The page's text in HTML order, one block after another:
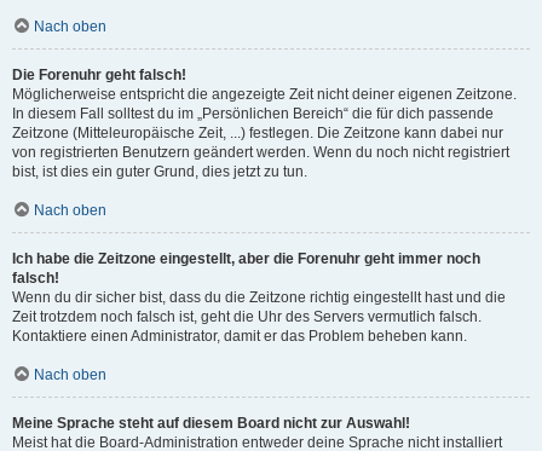
Nach oben
Die Forenuhr geht falsch!
Möglicherweise entspricht die angezeigte Zeit nicht deiner eigenen Zeitzone.
In diesem Fall solltest du im „Persönlichen Bereich“ die für dich passende
Zeitzone (Mitteleuropäische Zeit, ...) festlegen. Die Zeitzone kann dabei nur
von registrierten Benutzern geändert werden. Wenn du noch nicht registriert
bist, ist dies ein guter Grund, dies jetzt zu tun.
Nach oben
Ich habe die Zeitzone eingestellt, aber die Forenuhr geht immer noch
falsch!
Wenn du dir sicher bist, dass du die Zeitzone richtig eingestellt hast und die
Zeit trotzdem noch falsch ist, geht die Uhr des Servers vermutlich falsch.
Kontaktiere einen Administrator, damit er das Problem beheben kann.
Nach oben
Meine Sprache steht auf diesem Board nicht zur Auswahl!
Meist hat die Board-Administration entweder deine Sprache nicht installiert